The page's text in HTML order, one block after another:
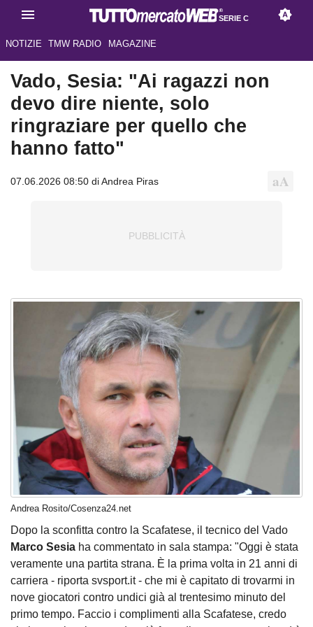
SERIE C
NOTIZIE TMW RADIO MAGAZINE
Vado, Sesia: "Ai ragazzi non
devo dire niente, solo
ringraziare per quello che
hanno fatto"
07.06.2026 08:50 di Andrea Piras
Andrea Rosito/Cosenza24.net
Dopo la sconfitta contro la Scafatese, il tecnico del Vado
Marco Sesia ha commentato in sala stampa: "Oggi è stata
veramente una partita strana. È la prima volta in 21 anni di
carriera - riporta svsport.it - che mi è capitato di trovarmi in
nove giocatori contro undici già al trentesimo minuto del
primo tempo. Faccio i complimenti alla Scafatese, credo